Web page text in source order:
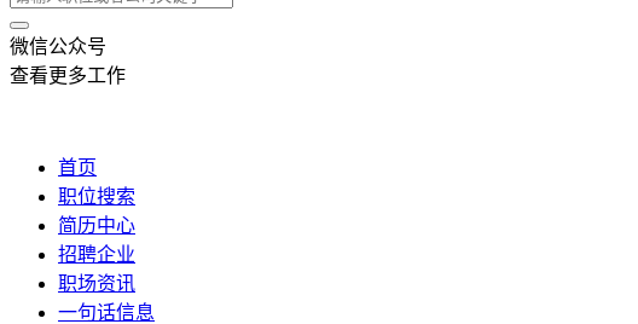
微信公众号
查看更多工作
首页
职位搜索
简历中心
招聘企业
职场资讯
一句话信息